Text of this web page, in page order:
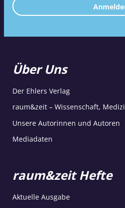
Über Uns
Der Ehlers Verlag
raum&zeit – Wissenschaft,
Unsere Autorinnen und Autoren
Mediadaten
raum&zeit Hefte
Aktuelle Ausgabe